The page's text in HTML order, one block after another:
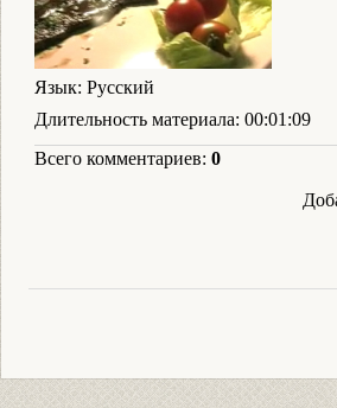
Язык: Русский
Длительность материала: 00:01:09
Всего комментариев: 0